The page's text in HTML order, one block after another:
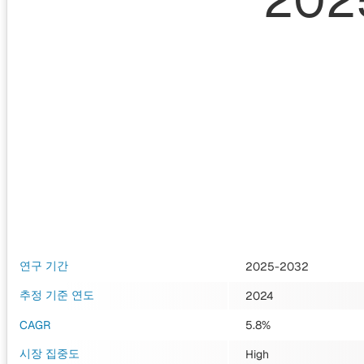
연구 기간
2025-2032
추정 기준 연도
2024
CAGR
5.8%
시장 집중도
High